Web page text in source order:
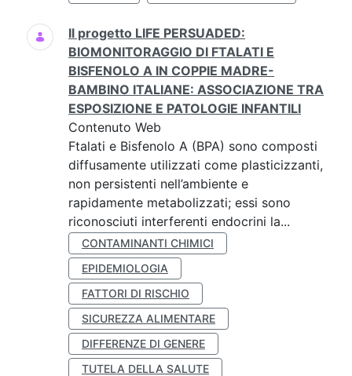
Il progetto LIFE PERSUADED:
BIOMONITORAGGIO DI FTALATI E
BISFENOLO A IN COPPIE MADRE-
BAMBINO ITALIANE: ASSOCIAZIONE TRA
ESPOSIZIONE E PATOLOGIE INFANTILI
Contenuto Web
Ftalati e Bisfenolo A (BPA) sono composti
diffusamente utilizzati come plasticizzanti,
non persistenti nell’ambiente e
rapidamente metabolizzati; essi sono
riconosciuti interferenti endocrini la...
CONTAMINANTI CHIMICI
EPIDEMIOLOGIA
FATTORI DI RISCHIO
SICUREZZA ALIMENTARE
DIFFERENZE DI GENERE
TUTELA DELLA SALUTE